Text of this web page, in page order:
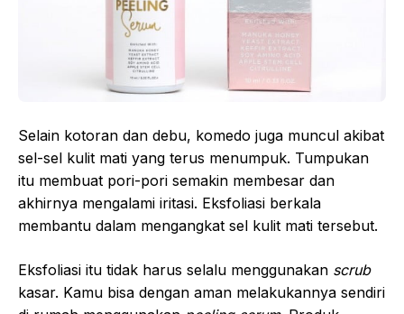
Selain kotoran dan debu, komedo juga muncul akibat
sel-sel kulit mati yang terus menumpuk. Tumpukan
itu membuat pori-pori semakin membesar dan
akhirnya mengalami iritasi. Eksfoliasi berkala
membantu dalam mengangkat sel kulit mati tersebut.
Eksfoliasi itu tidak harus selalu menggunakan scrub
kasar. Kamu bisa dengan aman melakukannya sendiri